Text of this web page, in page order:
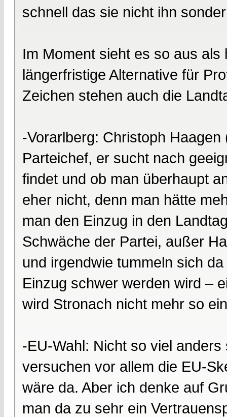
schnell das sie nicht ihn
Im Moment sieht es so aus
längerfristige Alternative für
Zeichen stehen auch die
-Vorarlberg: Christoph
Parteichef, er sucht nach
findet und ob man überhaupt
eher nicht, denn man hätte
man den Einzug in den
Schwäche der Partei, außer
und irgendwie tummeln sich
Einzug schwer werden wird –
wird Stronach nicht mehr so
-EU-Wahl: Nicht so viel
versuchen vor allem die EU-
wäre da. Aber ich denke auf
man da zu sehr ein